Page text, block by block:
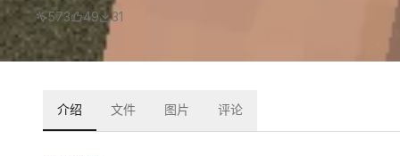
573
49 31
介绍 文件 图片 评论